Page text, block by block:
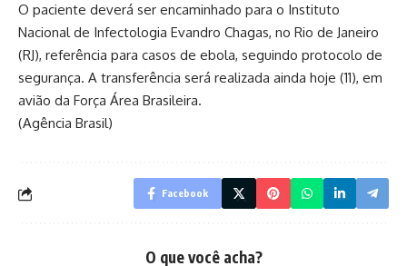
O paciente deverá ser encaminhado para o Instituto
Nacional de Infectologia Evandro Chagas, no Rio de Janeiro
(RJ), referência para casos de ebola, seguindo protocolo de
segurança. A transferência será realizada ainda hoje (11), em
avião da Força Área Brasileira.
(Agência Brasil)
Facebook
O que você acha?